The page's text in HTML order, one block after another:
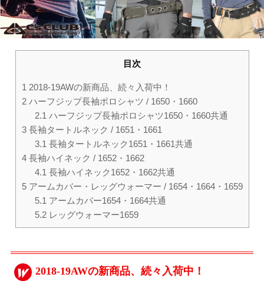
目次
1 2018-19AWの新商品、続々入荷中！
2ハーフジップ長袖ポロシャツ / 1650・1660
2.1 ハーフジップ長袖ポロシャツ1650・1660共通
3長袖タートルネック / 1651・1661
3.1 長袖タートルネック1651・1661共通
4長袖ハイネック / 1652・1662
4.1 長袖ハイネック1652・1662共通
5アームカバー・レッグウォーマー / 1654・1664・1659
5.1 アームカバー1654・1664共通
5.2 レッグウォーマー1659
2018-19AWの新商品、続々入荷中！